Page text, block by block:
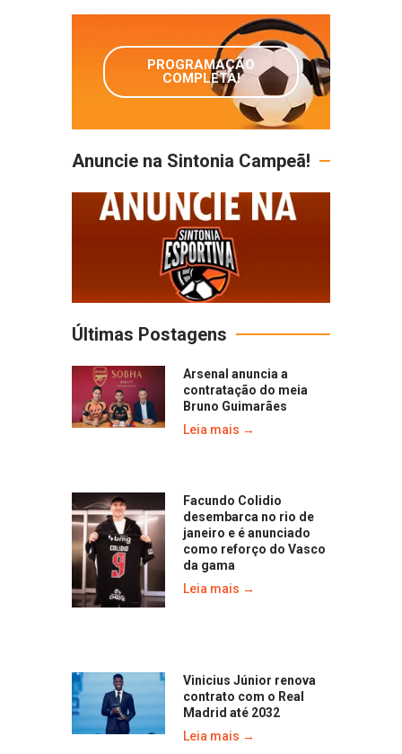
PROGRAMAÇÃO
COMPLETA!
Anuncie na Sintonia Campeã!
Últimas Postagens
Arsenal anuncia a
contratação do meia
Bruno Guimarães
Leia mais →
Facundo Colidio
desembarca no rio de
janeiro e é anunciado
como reforço do Vasco
da gama
Leia mais →
Vinicius Júnior renova
contrato com o Real
Madrid até 2032
Leia mais →